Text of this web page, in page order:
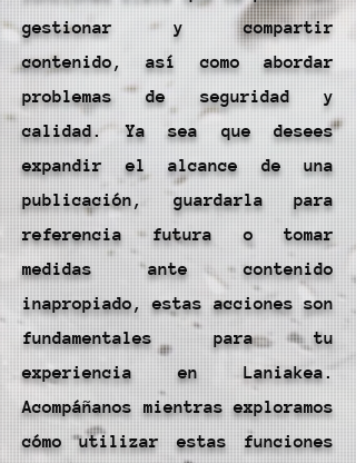
gestionar y compartir
contenido, así como abordar
problemas de seguridad y
calidad. Ya sea que desees
expandir el alcance de una
publicación, guardarla para
referencia futura o tomar
medidas ante contenido
inapropiado, estas acciones son
fundamentales para tu
experiencia en Laniakea.
Acompáñanos mientras exploramos
cómo utilizar estas funciones